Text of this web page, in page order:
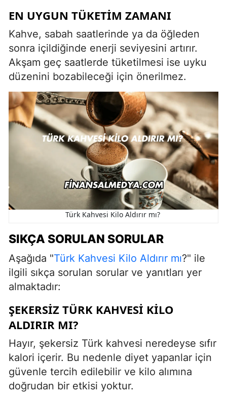
EN UYGUN TÜKETIM ZAMANI
Kahve, sabah saatlerinde ya da öğleden
sonra içildiğinde enerji seviyesini artırır.
Akşam geç saatlerde tüketilmesi ise uyku
düzenini bozabileceği için önerilmez.
Türk Kahvesi Kilo Aldırır mı?
SIKÇA SORULAN SORULAR
Aşağıda "Türk Kahvesi Kilo Aldırır mı?" ile
ilgili sıkça sorulan sorular ve yanıtları yer
almaktadır:
ŞEKERSIZ TÜRK KAHVESI KILO
ALDIRIR MI?
Hayır, şekersiz Türk kahvesi neredeyse sıfır
kalori içerir. Bu nedenle diyet yapanlar için
güvenle tercih edilebilir ve kilo alımına
doğrudan bir etkisi yoktur.